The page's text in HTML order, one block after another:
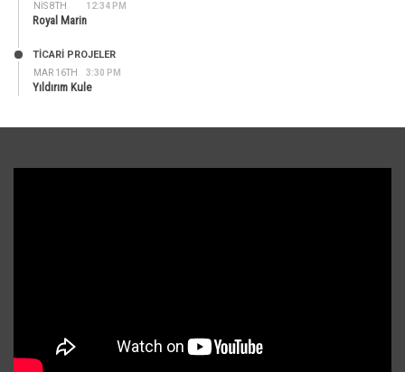
NIS 8TH 12:34 PM
Royal Marin
MAR 16TH 3:30 PM
TİCARİ PROJELER
Yıldırım Kule